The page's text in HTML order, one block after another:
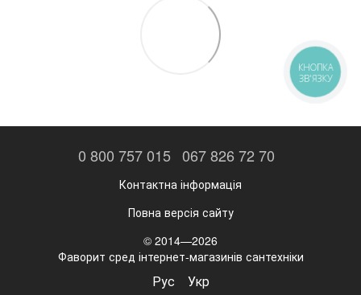
0 800 757 015 067 826 72 70
Контактна інформація
Повна версія сайту
© 2014—2026
Фаворит сред інтернет-магазинів сантехніки
Рус Укр
КНОПКА
ЗВ'ЯЗКУ